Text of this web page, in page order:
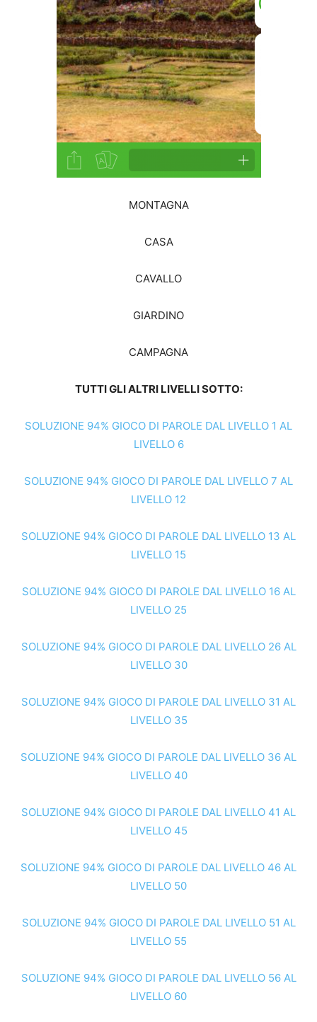
MONTAGNA
CASA
CAVALLO
GIARDINO
CAMPAGNA
TUTTI GLI ALTRI LIVELLI SOTTO:
SOLUZIONE 94% GIOCO DI PAROLE DAL LIVELLO 1 AL
LIVELLO 6
SOLUZIONE 94% GIOCO DI PAROLE DAL LIVELLO 7 AL
LIVELLO 12
SOLUZIONE 94% GIOCO DI PAROLE DAL LIVELLO 13 AL
LIVELLO 15
SOLUZIONE 94% GIOCO DI PAROLE DAL LIVELLO 16 AL
LIVELLO 25
SOLUZIONE 94% GIOCO DI PAROLE DAL LIVELLO 26 AL
LIVELLO 30
SOLUZIONE 94% GIOCO DI PAROLE DAL LIVELLO 31 AL
LIVELLO 35
SOLUZIONE 94% GIOCO DI PAROLE DAL LIVELLO 36 AL
LIVELLO 40
SOLUZIONE 94% GIOCO DI PAROLE DAL LIVELLO 41 AL
LIVELLO 45
SOLUZIONE 94% GIOCO DI PAROLE DAL LIVELLO 46 AL
LIVELLO 50
SOLUZIONE 94% GIOCO DI PAROLE DAL LIVELLO 51 AL
LIVELLO 55
SOLUZIONE 94% GIOCO DI PAROLE DAL LIVELLO 56 AL
LIVELLO 60